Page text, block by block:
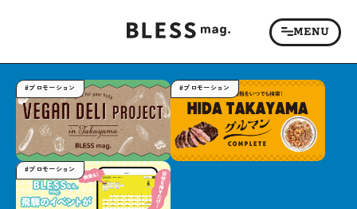
#プロモーション #プロモーション
#プロモーション